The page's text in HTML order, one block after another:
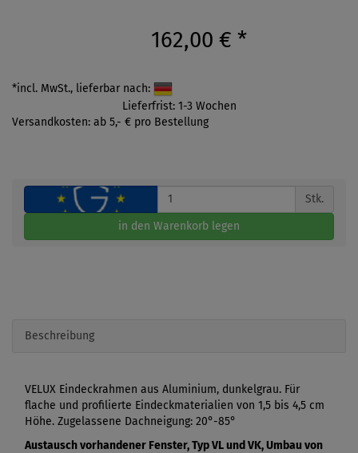
162,00 € *
*incl. MwSt., lieferbar nach:
Lieferfrist: 1-3 Wochen
Versandkosten: ab 5,- € pro Bestellung
Stk.
in den Warenkorb legen
Beschreibung
VELUX Eindeckrahmen aus Aluminium, dunkelgrau. Für
flache und profilierte Eindeckmaterialien von 1,5 bis 4,5 cm
Höhe. Zugelassene Dachneigung: 20°-85°
Austausch vorhandener Fenster, Typ VL und VK, Umbau von